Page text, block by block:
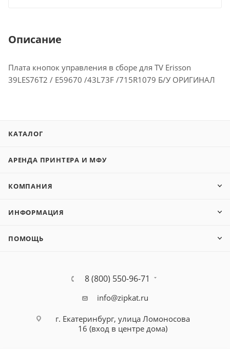
Описание
Плата кнопок управления в сборе для TV Erisson
39LES76T2 / E59670 /43L73F /715R1079 Б/У ОРИГИНАЛ
КАТАЛОГ
АРЕНДА ПРИНТЕРА И МФУ
КОМПАНИЯ
ИНФОРМАЦИЯ
ПОМОЩЬ
8 (800) 550-96-71
info@zipkat.ru
г. Екатеринбург, улица Ломоносова
16 (вход в центре дома)